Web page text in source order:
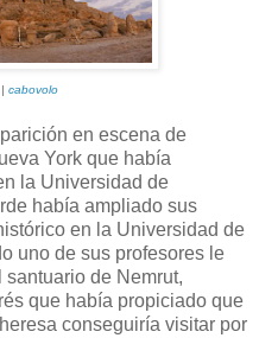
cabovolo
en escena de
York que había
la Universidad de
había ampliado sus
en la Universidad de
uno de sus profesores le
de Nemrut,
que había propiciado que
conseguiría visitar por